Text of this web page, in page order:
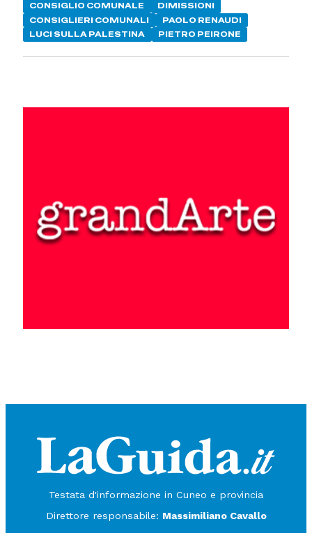
CONSIGLIO COMUNALE
DIMISSIONI
CONSIGLIERI COMUNALI
PAOLO RENAUDI
LUCI SULLA PALESTINA
PIETRO PEIRONE
Testata d'informazione in Cuneo e provincia
Direttore responsabile: Massimiliano Cavallo